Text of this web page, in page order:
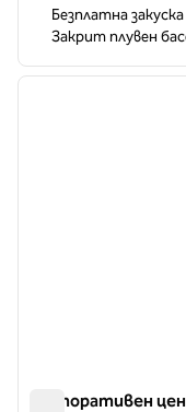
Безплатна закуска
Закрит плувен
1 от 12
Корпоративен